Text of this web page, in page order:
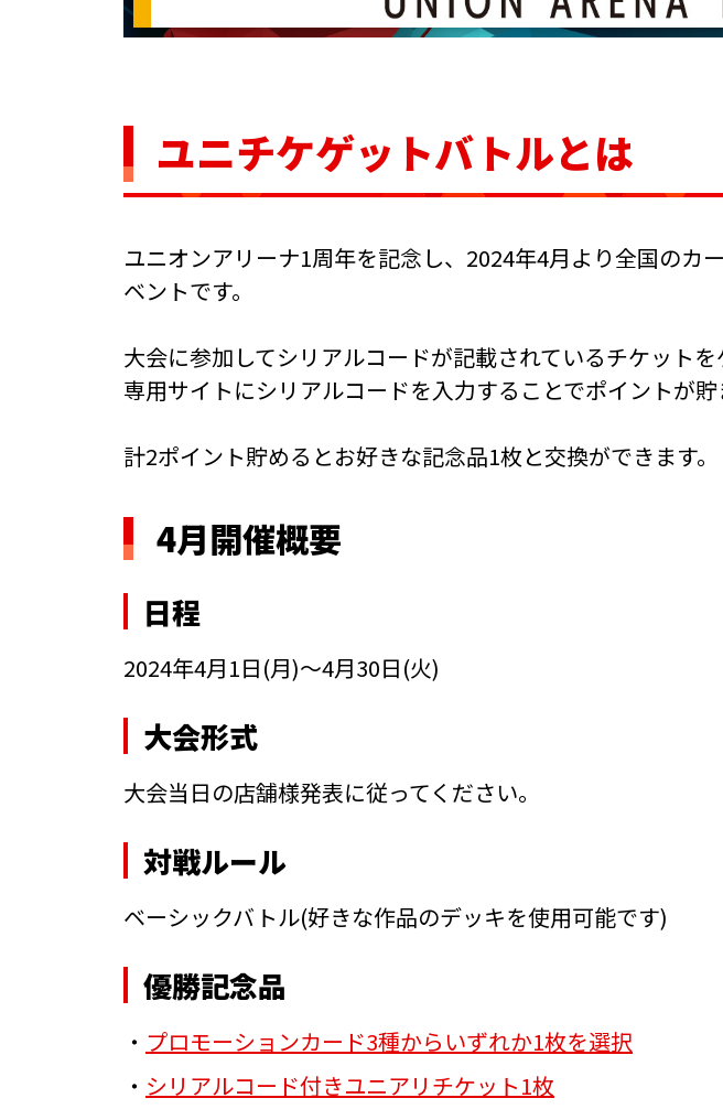
ユニチケゲットバトルとは
ユニオンアリーナ1周年を記念し、2024年4月より全国のカ
ベントです。
大会に参加してシリアルコードが記載されているチケットを
専用サイトにシリアルコードを入力することでポイントが貯
計2ポイント貯めるとお好きな記念品1枚と交換ができます。
4月開催概要
日程
2024年4月1日(月)～4月30日(火)
大会形式
大会当日の店舗様発表に従ってください。
対戦ルール
ベーシックバトル(好きな作品のデッキを使用可能です)
優勝記念品
・ プロモーションカード3種からいずれか1枚を選択
・ シリアルコード付きユニアリチケット1枚